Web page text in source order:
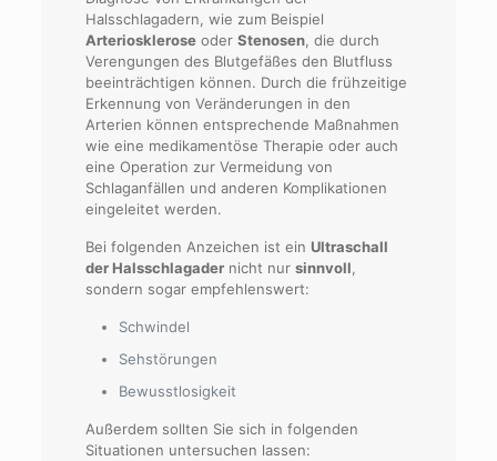
Halsschlagadern, wie zum Beispiel
Arteriosklerose oderStenosen, die durch
Verengungen des Blutgefäßes den Blutfluss
beeinträchtigen können. Durch die frühzeitige
Erkennung von Veränderungen in den
Arterien können entsprechende Maßnahmen
wie eine medikamentöse Therapie oder auch
eine Operation zur Vermeidung von
Schlaganfällen und anderen Komplikationen
eingeleitet werden.
Bei folgenden Anzeichen ist einUltraschall
der Halsschlagader nicht nursinnvoll,
sondern sogar empfehlenswert:
Schwindel
Sehstörungen
Bewusstlosigkeit
Außerdem sollten Sie sich in folgenden
Situationen untersuchen lassen: